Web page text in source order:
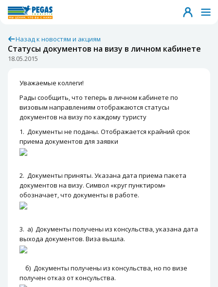
Назад к новостям и акциям
Статусы документов на визу в личном кабинете
18.05.2015
Уважаемые коллеги!
Рады сообщить, что теперь в личном кабинете по
визовым направлениям отображаются статусы
документов на визу по каждому туристу
1. Документы не поданы. Отображается крайний срок
приема документов для заявки
2. Документы приняты. Указана дата приема пакета
документов на визу. Символ «круг пунктиром»
обозначает, что документы в работе.
3. а) Документы получены из консульства, указана дата
выхода документов. Виза вышла.
б) Документы получены из консульства, но по визе
получен отказ от консульства.